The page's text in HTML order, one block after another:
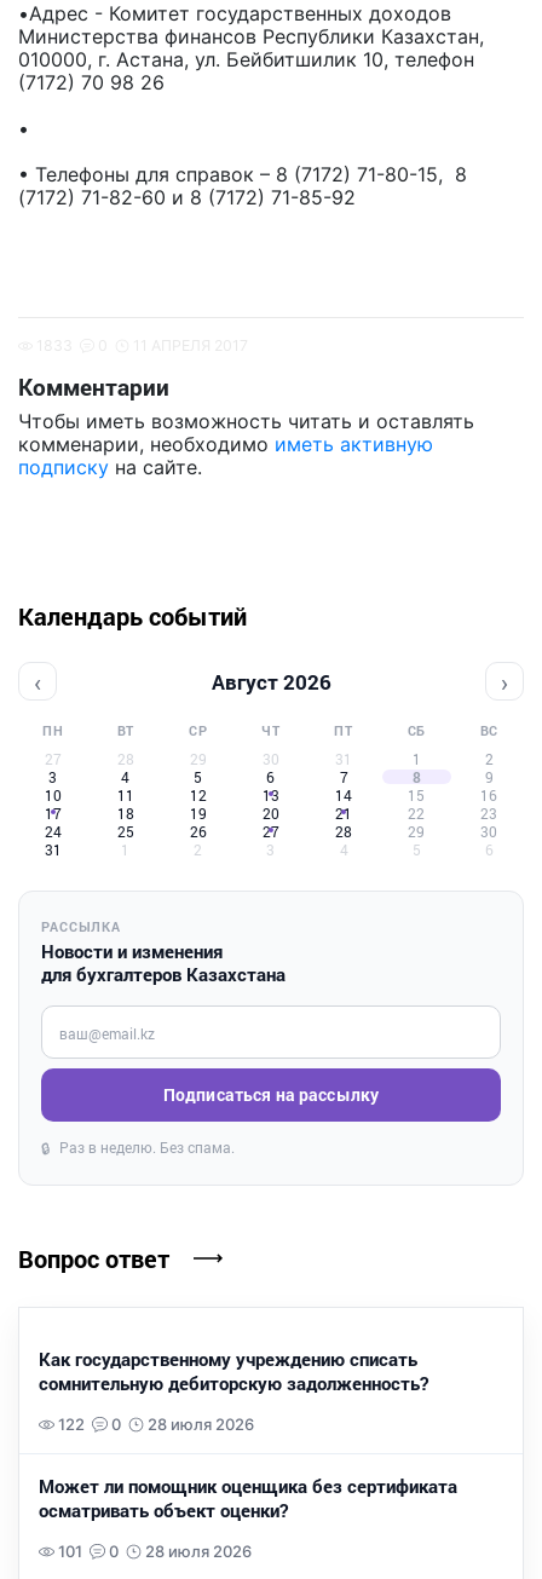
•Адрес - Комитет государственных доходов
Министерства финансов Республики Казахстан,
010000, г. Астана, ул. Бейбитшилик 10, телефон
(7172) 70 98 26
•
• Телефоны для справок – 8 (7172) 71-80-15, 8
(7172) 71-82-60 и 8 (7172) 71-85-92
Комментарии
Чтобы иметь возможность читать и оставлять
комменарии, необходимо иметь активную
подписку на сайте.
Календарь событий
‹ Август 2026 ›
ПН ВТ СР ЧТ ПТ СБ ВС
27 28 29 30 31 1
2
3
4 5 6 7 8
9
10
11 12 13 14 15
16
17
18 19 20 21 22
23
24
25 26 27 28 29
30
31
1 2 3 4 5 6
РАССЫЛКА
Новости и изменения
для бухгалтеров Казахстана
Введите ваш e-mail
Подписаться на рассылку
🔒 Раз в неделю. Без спама.
Вопрос ответ
Как государственному учреждению списать
сомнительную дебиторскую задолженность?
122 0 28 июля 2026
Может ли помощник оценщика без сертификата
осматривать объект оценки?
101 0 28 июля 2026